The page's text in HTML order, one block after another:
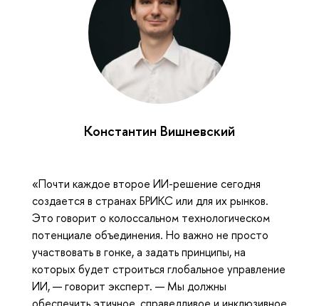
Константин Вишневский
«Почти каждое второе ИИ-решение сегодня
создается в странах БРИКС или для их рынков.
Это говорит о колоссальном технологическом
потенциале объединения. Но важно не просто
участвовать в гонке, а задать принципы, на
которых будет строиться глобальное управление
ИИ, — говорит эксперт. — Мы должны